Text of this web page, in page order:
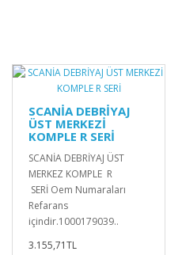
SCANİA DEBRİYAJ
ÜST MERKEZİ
KOMPLE R SERİ
SCANİA DEBRİYAJ ÜST
MERKEZ KOMPLE R
SERİ Oem Numaraları
Refarans
içindir.1000179039..
3.155,71TL